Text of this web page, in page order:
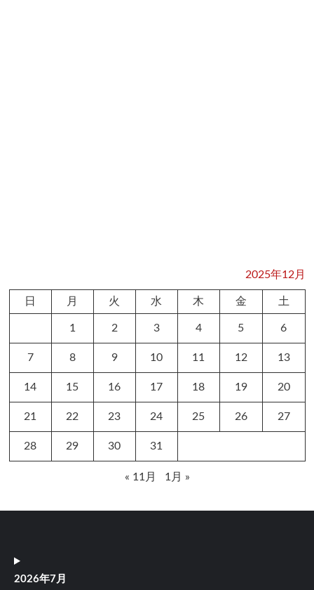
2025年12月
日 月 火 水 木 金 土
1 2 3 4 5 6
7 8 9 10 11 12 13
14 15 16 17 18 19 20
21 22 23 24 25 26 27
28 29 30 31
« 11月 1月 »
2026年7月